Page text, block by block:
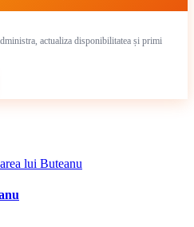
actualiza disponibilitatea și primi